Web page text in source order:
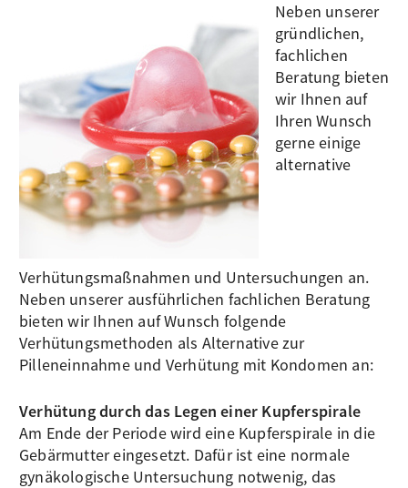
Neben unserer
gründlichen,
fachlichen
Beratung bieten
wir Ihnen auf
Ihren Wunsch
gerne einige
alternative
Verhütungsmaßnahmen und Untersuchungen an.
Neben unserer ausführlichen fachlichen Beratung
bieten wir Ihnen auf Wunsch folgende
Verhütungsmethoden als Alternative zur
Pilleneinnahme und Verhütung mit Kondomen an:
Verhütung durch das Legen einer Kupferspirale
Am Ende der Periode wird eine Kupferspirale in die
Gebärmutter eingesetzt. Dafür ist eine normale
gynäkologische Untersuchung notwenig, das